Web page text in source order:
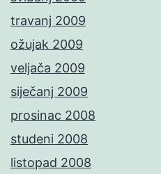
travanj 2009
ožujak 2009
veljača 2009
siječanj 2009
prosinac 2008
studeni 2008
listopad 2008